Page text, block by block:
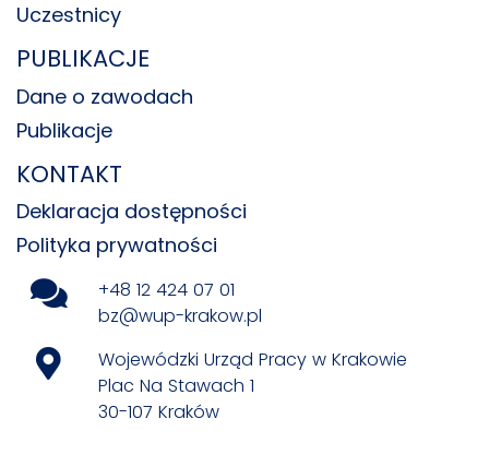
Uczestnicy
PUBLIKACJE
Dane o zawodach
Publikacje
KONTAKT
Deklaracja dostępności
Polityka prywatności
+48 12 424 07 01
bz@wup-krakow.pl
Wojewódzki Urząd Pracy w Krakowie
Plac Na Stawach 1
30-107 Kraków